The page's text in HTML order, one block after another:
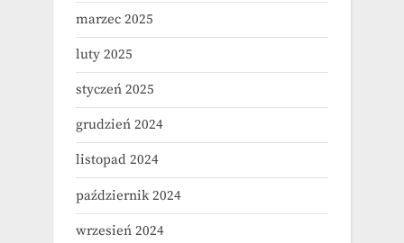
marzec 2025
luty 2025
styczeń 2025
grudzień 2024
listopad 2024
październik 2024
wrzesień 2024